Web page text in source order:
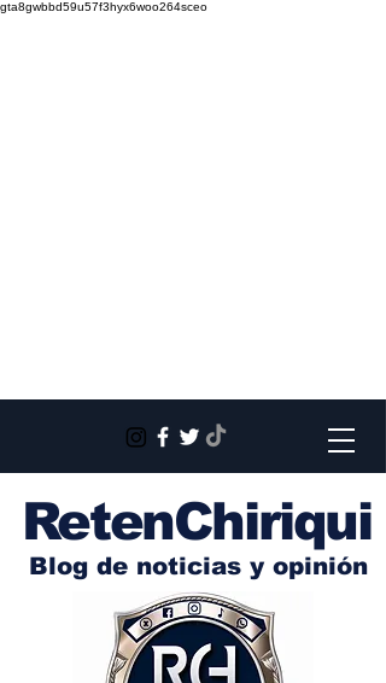
gta8gwbbd59u57f3hyx6woo264sceo
RetenChiriqui
Blog de noticias y opinión